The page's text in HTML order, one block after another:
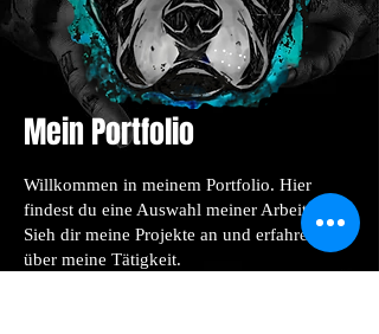
Mein Portfolio
Willkommen in meinem Portfolio. Hier
findest du eine Auswahl meiner Arbeiten.
Sieh dir meine Projekte an und erfahre mehr
über meine Tätigkeit.